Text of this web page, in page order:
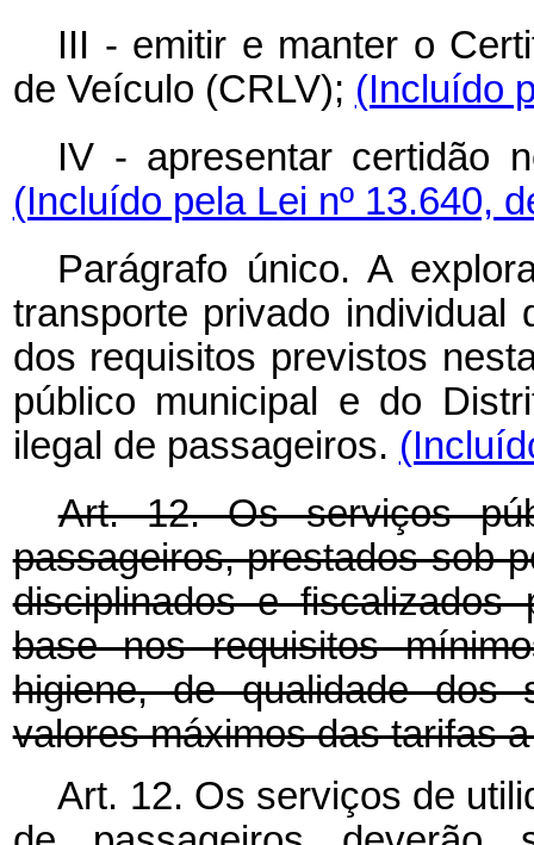
III - emitir e manter o
de Veículo (CRLV); (Incluído
IV - apresentar certidão
(Incluído pela Lei nº 13.640,
Parágrafo único. A
transporte privado individual
dos requisitos previstos
público municipal e do
ilegal de passageiros.
Art. 12. Os serviços
passageiros, prestados sob
disciplinados e fiscalizados
base nos requisitos
higiene, de qualidade
valores máximos das tarifas
Art. 12. Os serviços de